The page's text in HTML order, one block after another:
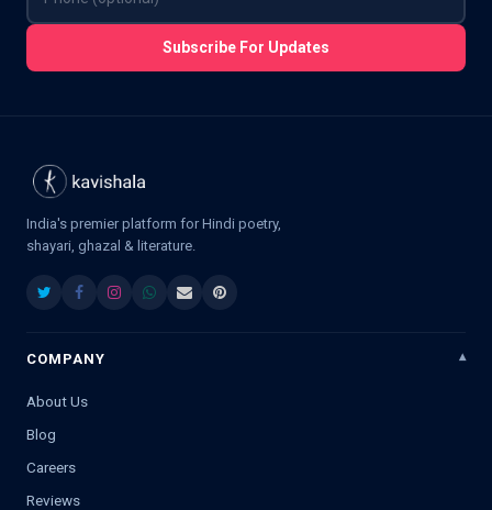
Subscribe For Updates
India's premier platform for Hindi poetry,
shayari, ghazal & literature.
COMPANY
About Us
Blog
Careers
Reviews